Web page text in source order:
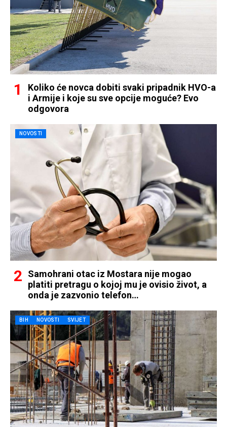
Koliko će novca dobiti svaki pripadnik HVO-a
i Armije i koje su sve opcije moguće? Evo
odgovora
NOVOSTI
Samohrani otac iz Mostara nije mogao
platiti pretragu o kojoj mu je ovisio život, a
onda je zazvonio telefon…
BIH NOVOSTI SVIJET